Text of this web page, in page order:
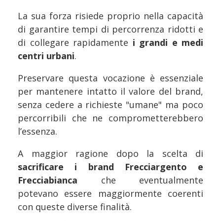
La sua forza risiede proprio nella capacità
di garantire tempi di percorrenza ridotti e
di collegare rapidamente i grandi e medi
centri urbani.
Preservare questa vocazione è essenziale
per mantenere intatto il valore del brand,
senza cedere a richieste "umane" ma poco
percorribili che ne comprometterebbero
l’essenza.
A maggior ragione dopo la scelta di
sacrificare i brand Frecciargento e
Frecciabianca che eventualmente
potevano essere maggiormente coerenti
con queste diverse finalità.